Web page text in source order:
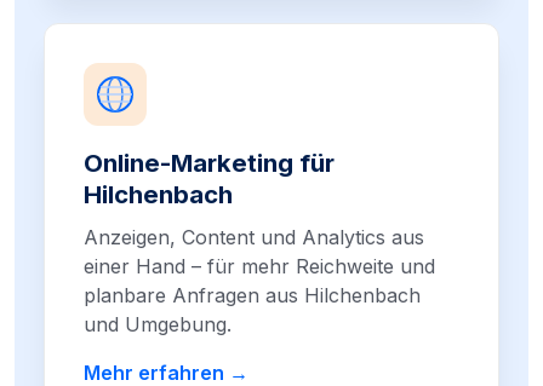
Online-Marketing für
Hilchenbach
Anzeigen, Content und Analytics aus
einer Hand – für mehr Reichweite und
planbare Anfragen aus Hilchenbach
und Umgebung.
Mehr erfahren →